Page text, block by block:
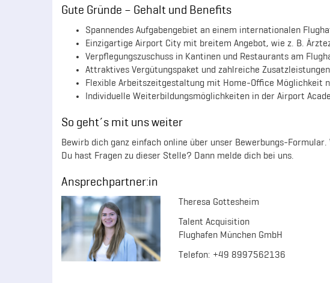
Gute Gründe – Gehalt und Benefits
Spannendes Aufgabengebiet an einem internationalen
Einzigartige Airport City mit breitem Angebot, wie z. B.
Verpflegungszuschuss in Kantinen und Restaurants am
Attraktives Vergütungspaket und zahlreiche Zusatzleistungen
Flexible Arbeitszeitgestaltung mit Home-Office Möglichkeit
Individuelle Weiterbildungsmöglichkeiten in der Airport
So geht´s mit uns weiter
Bewirb dich ganz einfach online über unser Bewerbungs-
Du hast Fragen zu dieser Stelle? Dann melde dich bei uns.
Ansprechpartner:in
Theresa Gottesheim
Talent Acquisition
Flughafen München GmbH
Telefon: +49 8997562136